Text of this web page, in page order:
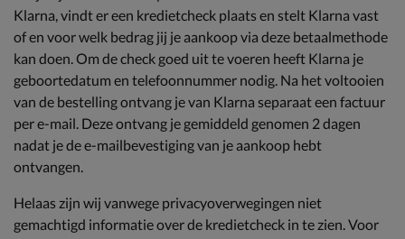
Klarna, vindt er een kredietcheck plaats en stelt Klarna vast
of en voor welk bedrag jij je aankoop via deze betaalmethode
kan doen. Om de check goed uit te voeren heeft Klarna je
geboortedatum en telefoonnummer nodig. Na het voltooien
van de bestelling ontvang je van Klarna separaat een factuur
per e-mail. Deze ontvang je gemiddeld genomen 2 dagen
nadat je de e-mailbevestiging van je aankoop hebt
ontvangen.
Helaas zijn wij vanwege privacyoverwegingen niet
gemachtigd informatie over de kredietcheck in te zien. Voor